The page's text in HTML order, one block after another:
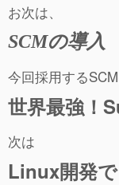
お次は、
SCMの導入
今回採用する
世界最強！
次は
Linux開発